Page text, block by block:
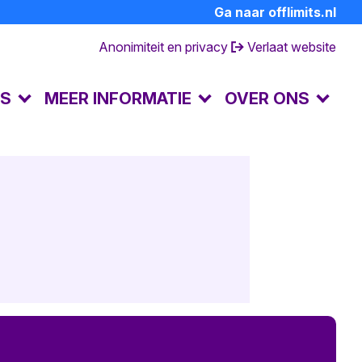
Ga naar offlimits.nl
Anonimiteit en privacy Verlaat website
MEER INFORMATIE
Doe mee
OVER ONS